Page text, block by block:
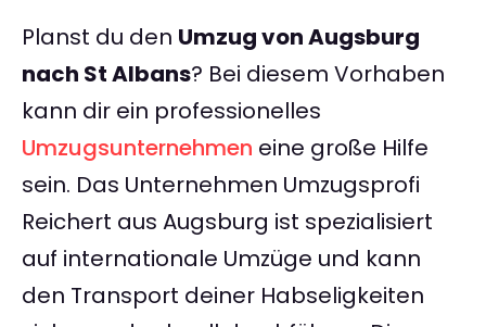
Planst du den Umzug von Augsburg
nach St Albans? Bei diesem Vorhaben
kann dir ein professionelles
Umzugsunternehmen eine große Hilfe
sein. Das Unternehmen Umzugsprofi
Reichert aus Augsburg ist spezialisiert
auf internationale Umzüge und kann
den Transport deiner Habseligkeiten